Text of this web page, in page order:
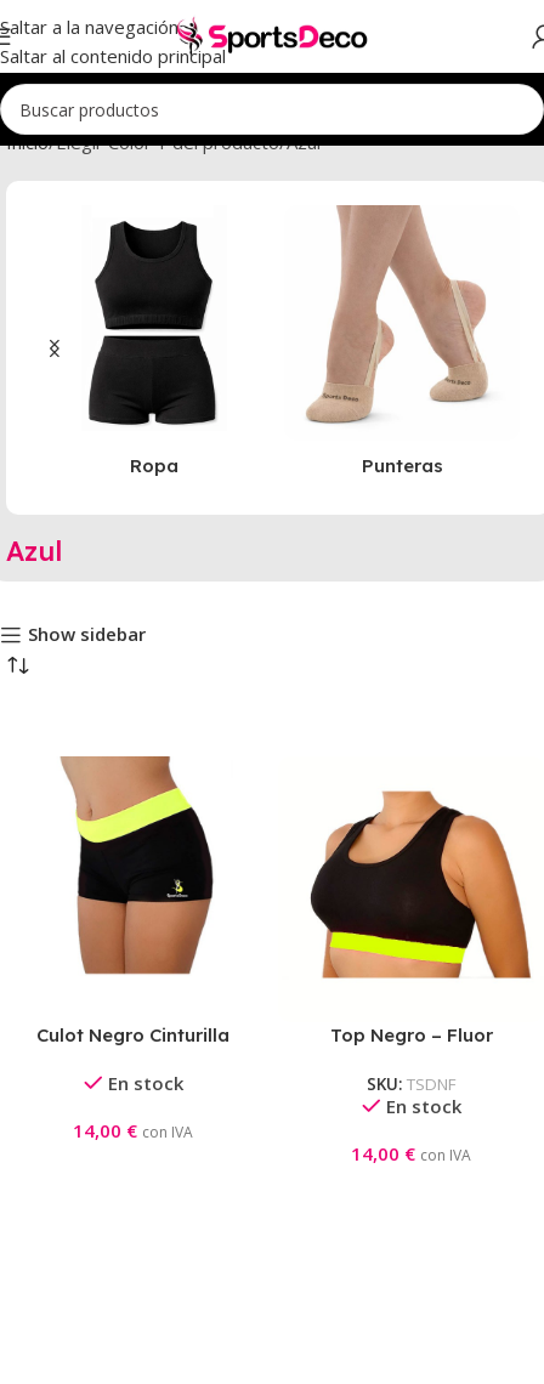
Saltar a la navegación
Saltar al contenido principal
Inicio Elegir Color 1 del producto Azul
Ropa Punteras
Azul
Show sidebar
Culot Negro Cinturilla
En stock
14,00 € con IVA
Top Negro – Fluor
SKU: TSDNF
En stock
14,00 € con IVA